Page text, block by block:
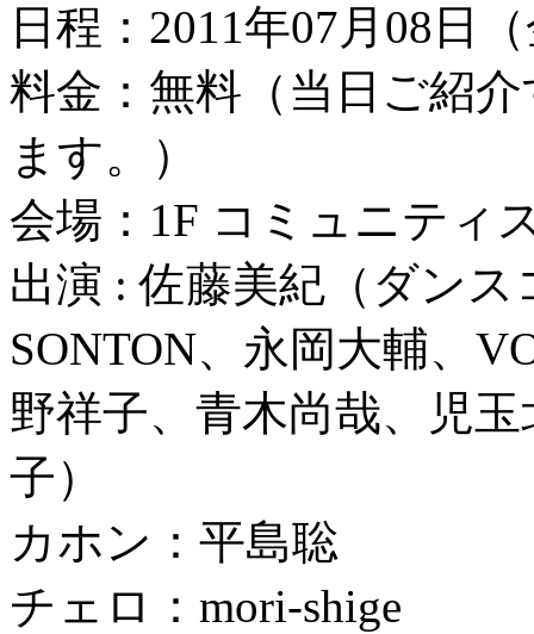
日程：2011年07月08日
料金：無料（当日ご紹
ます。）
会場：1F コミュニティ
出演 : 佐藤美紀（ダン
SONTON、永岡大輔、
野祥子、青木尚哉、児
子）
カホン：平島聡
チェロ：mori-shige